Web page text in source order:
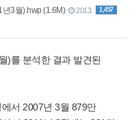
1,457
3월).hwp (1.6M)
2013.
)를 분석한 결과 발견된
서 2007년 3월 879만